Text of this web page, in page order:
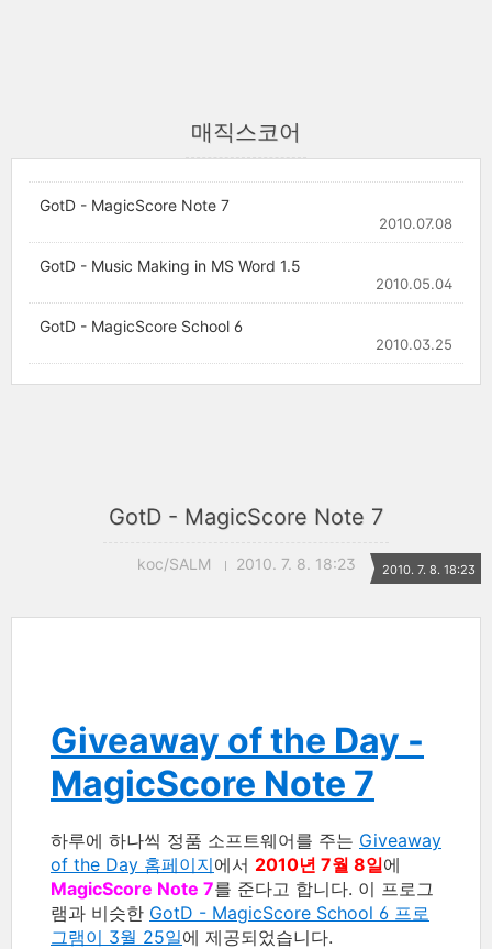
매직스코어
GotD - MagicScore Note 7
2010.07.08
GotD - Music Making in MS Word 1.5
2010.05.04
GotD - MagicScore School 6
2010.03.25
GotD - MagicScore Note 7
koc/SALM 2010. 7. 8. 18:23 2010. 7. 8. 18:23
Giveaway of the Day -
MagicScore Note 7
하루에 하나씩 정품 소프트웨어를 주는 Giveaway
of the Day 홈페이지에서 2010년 7월 8일에
MagicScore Note 7를 준다고 합니다. 이 프로그
램과 비슷한 GotD - MagicScore School 6 프로
그램이 3월 25일에 제공되었습니다.